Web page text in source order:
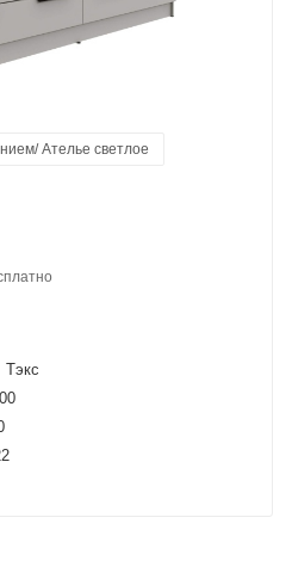
серый
с тиснением
серый
Ателье светлое
Тэкс